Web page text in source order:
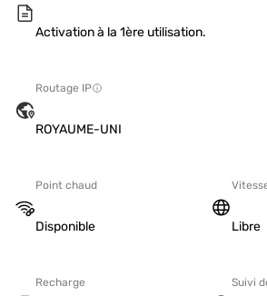
Activation à la 1ère utilisation.
Routage IP
ROYAUME-UNI
Point chaud
Disponible Libre
Recharge Suivi